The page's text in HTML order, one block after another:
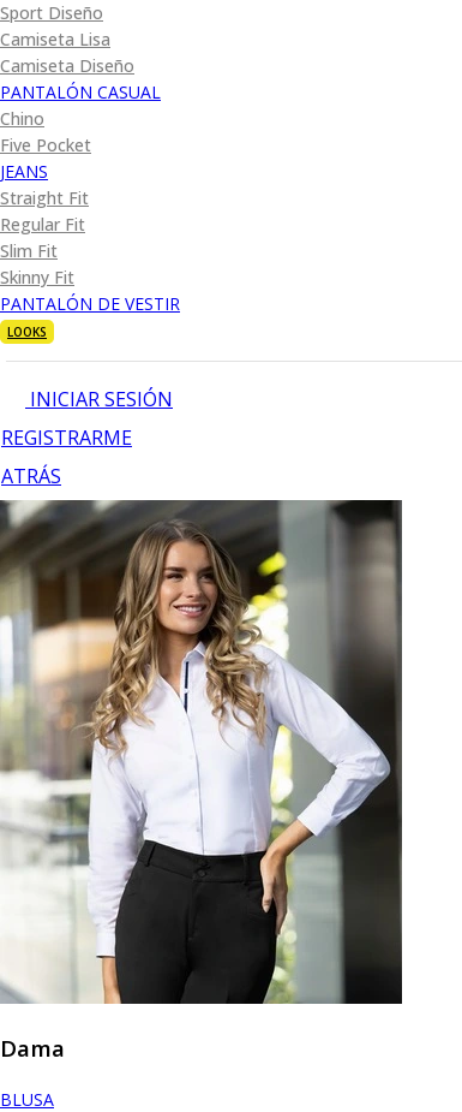
Sport Diseño
Camiseta Lisa
Camiseta Diseño
PANTALÓN CASUAL
Chino
Five Pocket
JEANS
Straight Fit
Regular Fit
Slim Fit
Skinny Fit
PANTALÓN DE VESTIR
LOOKS
INICIAR SESIÓN
REGISTRARME
ATRÁS
Dama
BLUSA